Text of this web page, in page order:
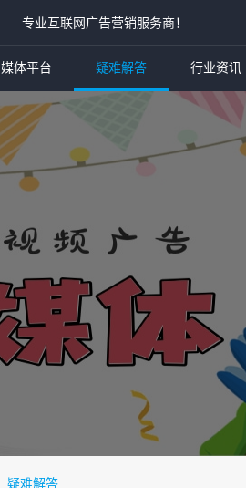
专业互联网广告营销服务商！
媒体平台 疑难解答 行业资讯
疑难解答